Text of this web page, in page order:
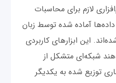
لازم برای محاسبات
آماده شده توسط زبان
این ابزارهای کاربردی
شبکه‌ای متشکل از
توزیع شده به یکدیگر